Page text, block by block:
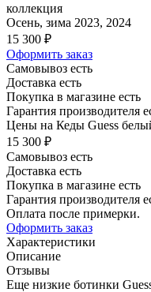
коллекция
Осень, зима 2023, 2024
15 300 ₽
Оформить заказ
Самовывоз есть
Доставка есть
Покупка в магазине есть
Гарантия производителя
Цены на Кеды Guess
15 300 ₽
Самовывоз есть
Доставка есть
Покупка в магазине есть
Гарантия производителя
Оплата после примерки.
Оформить заказ
Характеристики
Описание
Отзывы
Еще низкие ботинки